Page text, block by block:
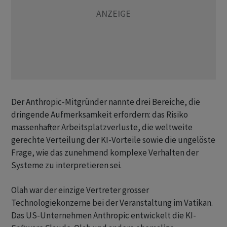
Der Anthropic-Mitgründer nannte drei Bereiche, die
dringende Aufmerksamkeit erfordern: das Risiko ​
massenhafter Arbeitsplatzverluste, ​die weltweite
gerechte Verteilung der KI-Vorteile ⁠sowie die ungelöste
Frage, wie das zunehmend komplexe ​Verhalten der
Systeme ⁠zu interpretieren sei.
Olah war der einzige Vertreter grosser
Technologiekonzerne bei der Veranstaltung ‌im Vatikan.
Das US-Unternehmen Anthropic entwickelt die KI-